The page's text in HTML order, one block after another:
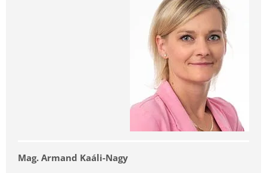
Mag. Armand Kaáli-Nagy